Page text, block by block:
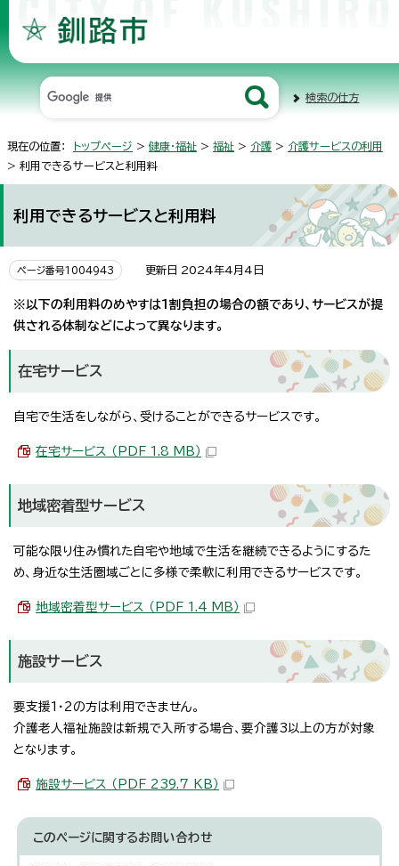
検索の仕方
現在の位置： トップページ > 健康・福祉 > 福祉 > 介護 > 介護サービスの利用
> 利用できるサービスと利用料
利用できるサービスと利用料
ページ番号1004943 更新日 2024年4月4日
※以下の利用料のめやすは1割負担の場合の額であり、サービスが提
供される体制などによって異なります。
在宅サービス
自宅で生活をしながら、受けることができるサービスです。
在宅サービス （PDF 1.8 MB）
地域密着型サービス
可能な限り住み慣れた自宅や地域で生活を継続できるようにするた
め、身近な生活圏域ごとに多様で柔軟に利用できるサービスです。
地域密着型サービス （PDF 1.4 MB）
施設サービス
要支援1・2の方は利用できません。
介護老人福祉施設は新規で入所する場合、要介護3以上の方が対象
となります。
施設サービス （PDF 239.7 KB）
このページに関するお問い合わせ